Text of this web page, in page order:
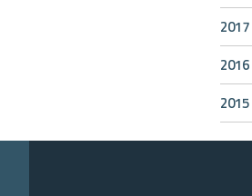
2017
2016
2015